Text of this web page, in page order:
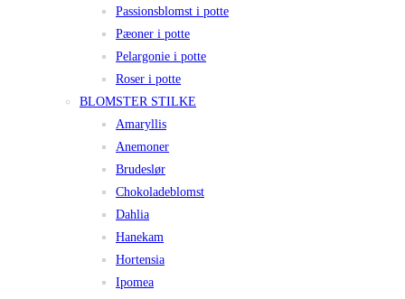
Passionsblomst i potte
Pæoner i potte
Pelargonie i potte
Roser i potte
BLOMSTER STILKE
Amaryllis
Anemoner
Brudeslør
Chokoladeblomst
Dahlia
Hanekam
Hortensia
Ipomea